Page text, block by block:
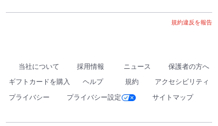
規約違反を報告
当社について 採用情報 ニュース
保護者の方へ
ギフトカードを購入
ヘルプ 規約
アクセシビリティ
プライバシー
プライバシー設定 サイトマップ